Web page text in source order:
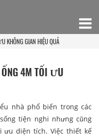
KHÔNG GIAN HIỆU QUẢ
4M​ TỐI ƯU
nhà phổ biến trong các
tiện nghi nhưng cũng
ưu diện tích. Việc thiết kế